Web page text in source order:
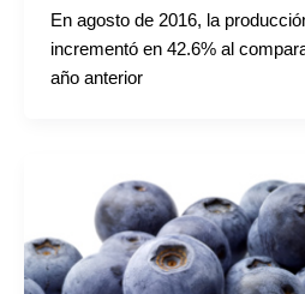
En agosto de 2016, la
incrementó en 42.6% al
año anterior